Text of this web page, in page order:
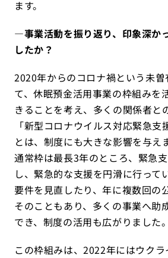
ます。
―事業活動を振り返り、印象深か
したか？
2020年からのコロナ禍という未
て、休眠預金活用事業の枠組みを
きることを考え、多くの関係者と
「新型コロナウイルス対応緊急支
とは、制度にも大きな影響を与え
通常枠は最長3年のところ、緊急
し、緊急的な支援を円滑に行って
要件を見直したり、年に複数回の
そのこともあり、多くの事業へ助
でき、制度の活用も広がりました。
この枠組みは、2022年にはウク